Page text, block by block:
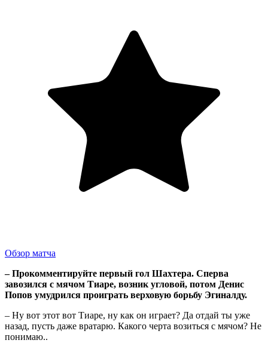
Обзор матча
– Прокомментируйте первый гол Шахтера. Сперва
завозился с мячом Тиаре, возник угловой, потом Денис
Попов умудрился проиграть верховую борьбу Эгиналду.
– Ну вот этот вот Тиаре, ну как он играет? Да отдай ты уже
назад, пусть даже вратарю. Какого черта возиться с мячом? Не
понимаю..